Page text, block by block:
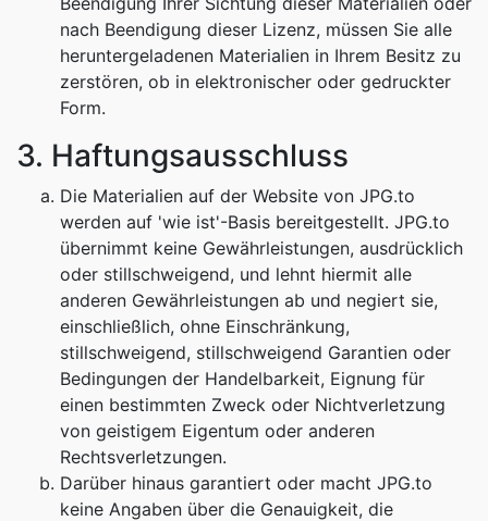
nach Beendigung dieser Lizenz, müssen Sie alle
heruntergeladenen Materialien in Ihrem Besitz zu
zerstören, ob in elektronischer oder gedruckter
Form.
3. Haftungsausschluss
Die Materialien auf der Website von JPG.to
werden auf 'wie ist'-Basis bereitgestellt. JPG.to
übernimmt keine Gewährleistungen, ausdrücklich
oder stillschweigend, und lehnt hiermit alle
anderen Gewährleistungen ab und negiert sie,
einschließlich, ohne Einschränkung,
stillschweigend, stillschweigend Garantien oder
Bedingungen der Handelbarkeit, Eignung für
einen bestimmten Zweck oder Nichtverletzung
von geistigem Eigentum oder anderen
Rechtsverletzungen.
Darüber hinaus garantiert oder macht JPG.to
keine Angaben über die Genauigkeit, die